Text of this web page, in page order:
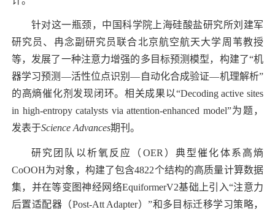
针对这一瓶颈，中国科学院上海硅酸盐研究所刘建军
研究员、冉念副研究员联合北京航空航天大学周苇教授
等，发展了一种注意力增强的多目标预测模型，构建了“机
器学习预测—活性位点识别—自动化合成验证—机理解析”
的高熵催化剂发现闭环。相关成果以“Decoding active sites
in high-entropy catalysts via attention-enhanced model”为题，
发表于Science Advances期刊。
研究团队以析氧反应（ OER ）典型催化体系高熵
CoOOH为对象，构建了包含4822个结构的高质量计算数据
集，并在等变图神经网络EquiformerV2基础上引入“注意力
后置适配器（Post-Att Adapter）”和多目标迁移学习策略，